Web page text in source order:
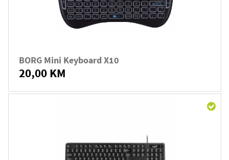
BORG Mini Keyboard X10
20,00 KM